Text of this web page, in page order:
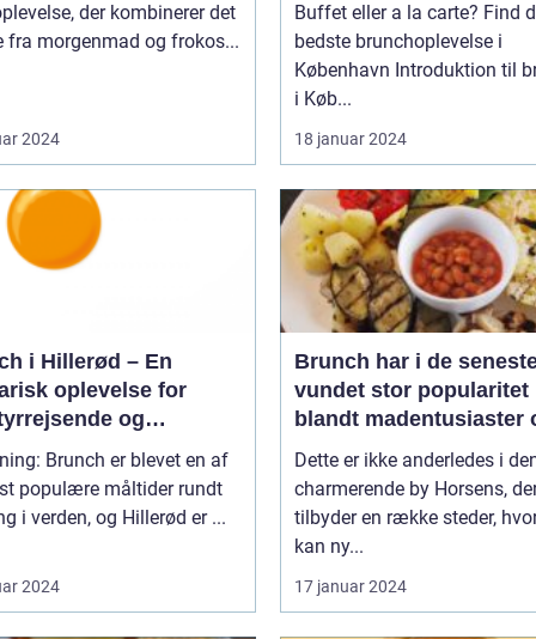
der kombinerer det
fra morgenmad og frokos...
2024
Buffet eller a la carte? Find
bedste brunchoplevelse i
København Introduktion til brunch
i Køb...
18 januar 2024
i Hillerød – En
oplevelse for
og
Brunch er blevet en af
populære måltider rundt
i verden, og Hillerød er ...
2024
Brunch har i de
vundet stor popularitet
blandt madentusiaster
dem, der elsker at
kombinere de lækreste
morgenmadslækkerier
frokostfavoritter
Dette er ikke anderledes i
charmerende by Horsens,
tilbyder en række steder,
kan ny...
17 januar 2024